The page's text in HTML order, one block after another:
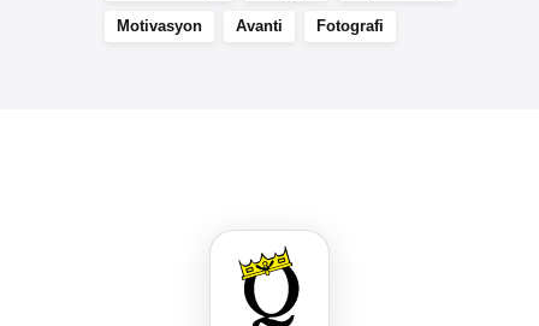
Motivasyon Avanti Fotografi